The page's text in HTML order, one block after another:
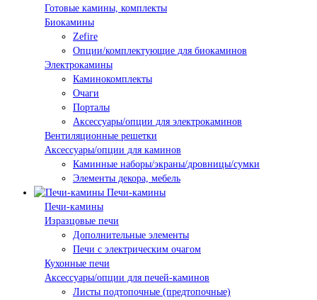
Готовые камины, комплекты
Биокамины
Zefire
Опции/комплектующие для биокаминов
Электрокамины
Каминокомплекты
Очаги
Порталы
Аксессуары/опции для электрокаминов
Вентиляционные решетки
Аксессуары/опции для каминов
Каминные наборы/экраны/дровницы/сумки
Элементы декора, мебель
Печи-камины
Печи-камины
Изразцовые печи
Дополнительные элементы
Печи с электрическим очагом
Кухонные печи
Аксессуары/опции для печей-каминов
Листы подтопочные (предтопочные)